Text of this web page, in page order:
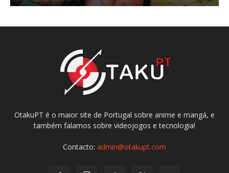
OtakuPT é o maior site de Portugal sobre anime e mangá, e
também falamos sobre videojogos e tecnologia!
Contacto: admin@otakupt.com